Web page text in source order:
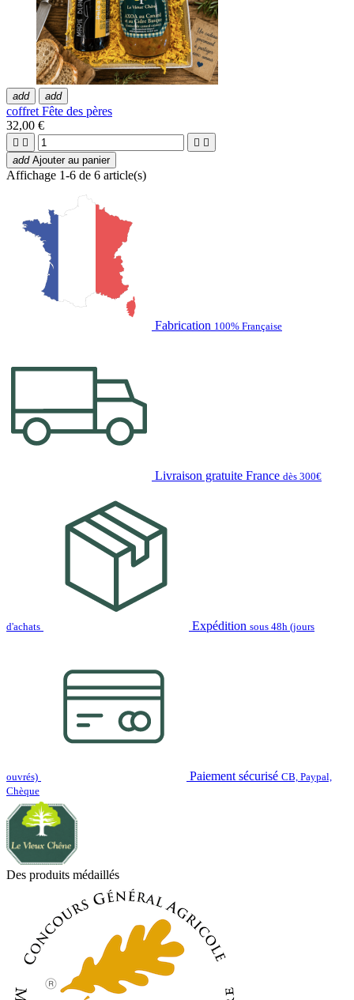
add add
coffret Fête des pères
32,00 €
   
add Ajouter au panier
Affichage 1-6 de 6 article(s)
Fabrication 100% Française
Livraison gratuite France dès 300€
d'achats Expédition sous 48h (jours
ouvrés) Paiement sécurisé CB, Paypal,
Chèque
Des produits médaillés